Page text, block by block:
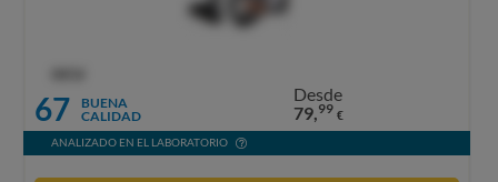
67
BUENA
CALIDAD
Desde
79,99 €
ANALIZADO EN EL LABORATORIO